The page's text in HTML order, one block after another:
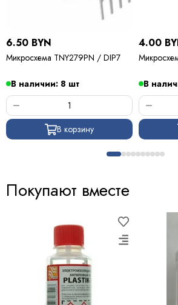
6.50 BYN
Микросхема TNY279PN / DIP7
В наличии: 8 шт
В корзину
4.00
В
Покупают вместе